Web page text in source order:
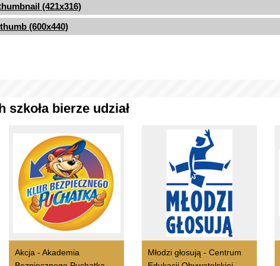
(421x316)
(600x440)
bierze udział
Akcja - Akademia
Młodzi głosują - Centrum